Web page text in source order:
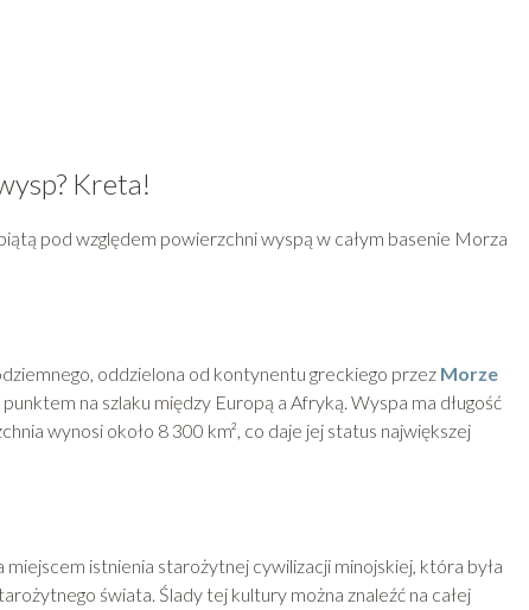
Kreta!
pod względem powierzchni wyspą w całym basenie Morza
oddzielona od kontynentu greckiego przez Morze
na szlaku między Europą a Afryką. Wyspa ma długość
wynosi około 8 300 km², co daje jej status największej
istnienia starożytnej cywilizacji minojskiej, która była
świata. Ślady tej kultury można znaleźć na całej